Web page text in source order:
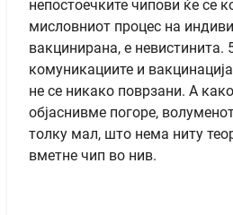
непостоечките чипови ќе се
мисловниот процес на
вакцинирана, е невистинита.
комуникациите и
не се никако поврзани. А
објаснивме погоре,
толку мал, што нема ниту
вметне чип во нив.